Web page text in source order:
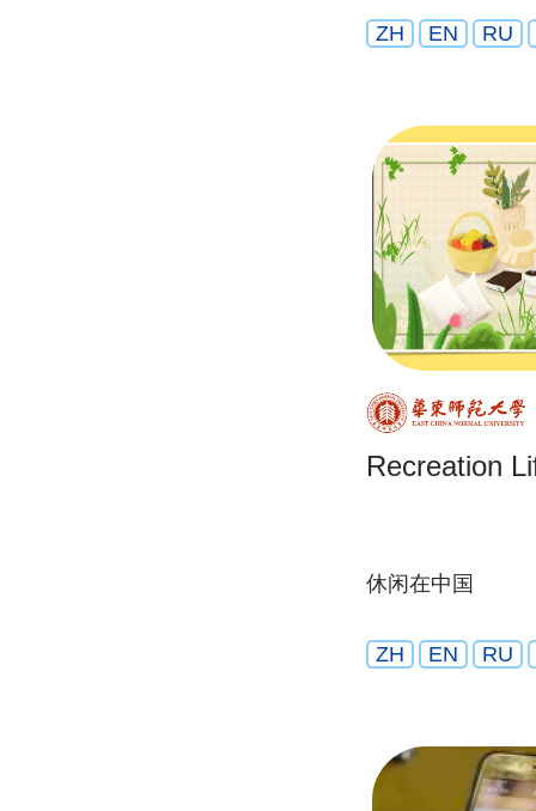
ZH EN RU
Recreation
休闲在中国
ZH EN RU